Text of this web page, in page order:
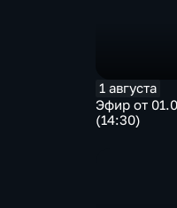
1 августа
Эфир от
(14:30)